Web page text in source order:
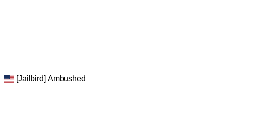
[Jailbird] Ambushed